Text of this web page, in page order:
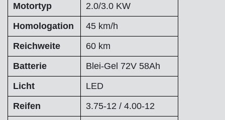
Motortyp
2.0/3.0 KW
Homologation
45 km/h
Reichweite
60 km
Batterie
Blei-Gel 72V 58Ah
Licht
LED
Reifen
3.75-12 / 4.00-12